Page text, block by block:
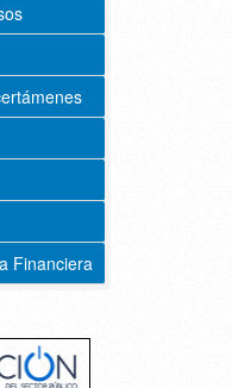
Financiera